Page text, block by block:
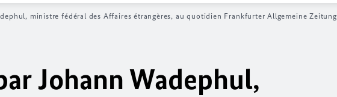
, ministre fédéral des Affaires étrangères, au quotidien Frankfurter Allgemeine Zeitung
Johann Wadephul,